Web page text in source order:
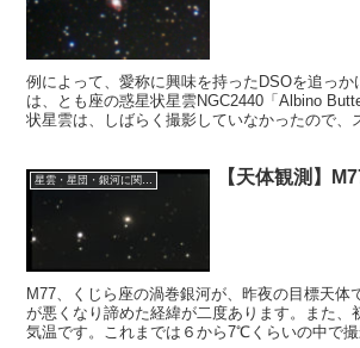
例によって、愛称に興味を持ったDSOを追っか
は、とも座の惑星状星雲NGC2440「Albino
状星雲は、しばらく撮影していなかったので、
星雲・星団・銀河に関する情報 【天体観測】
M77、くじら座の渦巻銀河が、昨夜の目標天体
が悪くなり諦めた経緯が二度あります。また、
気温です。これまでは６から7℃くらいの中で撮